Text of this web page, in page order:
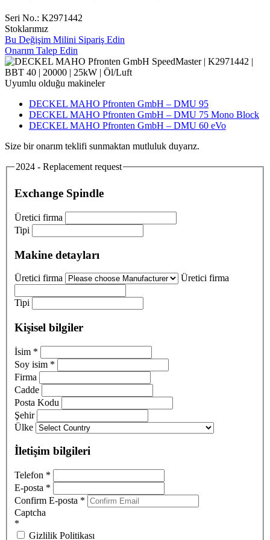
Seri No.: K2971442
Stoklarımız
Bu Değişim Milini Sipariş Edin
Onarım Talep Edin
Uyumlu olduğu makineler
DECKEL MAHO Pfronten GmbH – DMU 95
DECKEL MAHO Pfronten GmbH – DMU 75 Mono Block
DECKEL MAHO Pfronten GmbH – DMU 60 eVo
Size bir onarım teklifi sunmaktan mutluluk duyarız.
2024 - Replacement request
Exchange Spindle
Üretici firma
Tipi
Makine detayları
Üretici firma Üretici firma
Tipi
Kişisel bilgiler
İsim *
Soy isim *
Firma
Cadde
Posta Kodu
Şehir
Ülke
İletişim bilgileri
Telefon *
E-posta *
Confirm E-posta *
Captcha
*
Gizlilik Politikası